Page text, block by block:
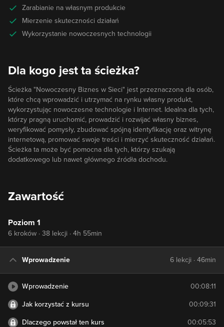
Zarabianie na własnym produkcie
Mierzenie skuteczności działań
Wykorzystanie nowoczesnych technologii
Dla kogo jest ta ścieżka?
Ścieżka "Nowoczesny Biznes w Sieci" jest przeznaczona dla osób,
które chcą wprowadzić i utrzymać na rynku własny produkt,
wykorzystując nowoczesne technologie i Internet. Idealna dla tych,
którzy pragną uruchomić, prowadzić i rozwijać własny biznes,
weryfikować pomysły, zbudować spójną identyfikację oraz witrynę
internetową, promować swoje treści i mierzyć skuteczność działań.
Ścieżka ta może być pomocna dla tych, którzy szukają
dodatkowego lub nawet głównego źródła dochodu.
Zawartość
Poziom 1
6 kroków · 38 lekcji · 4h 55min
Wprowadzenie 6 lekcji · 46min
Wprowadzenie 00:08:11
Jak korzystać z kursu 00:09:31
Dlaczego powstał ten kurs 00:05:53